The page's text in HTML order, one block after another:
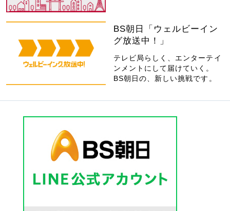
BS朝日「ウェルビーイン
グ放送中！」
テレビ局らしく、エンターテイ
ンメントにして届けていく。
BS朝日の、新しい挑戦です。